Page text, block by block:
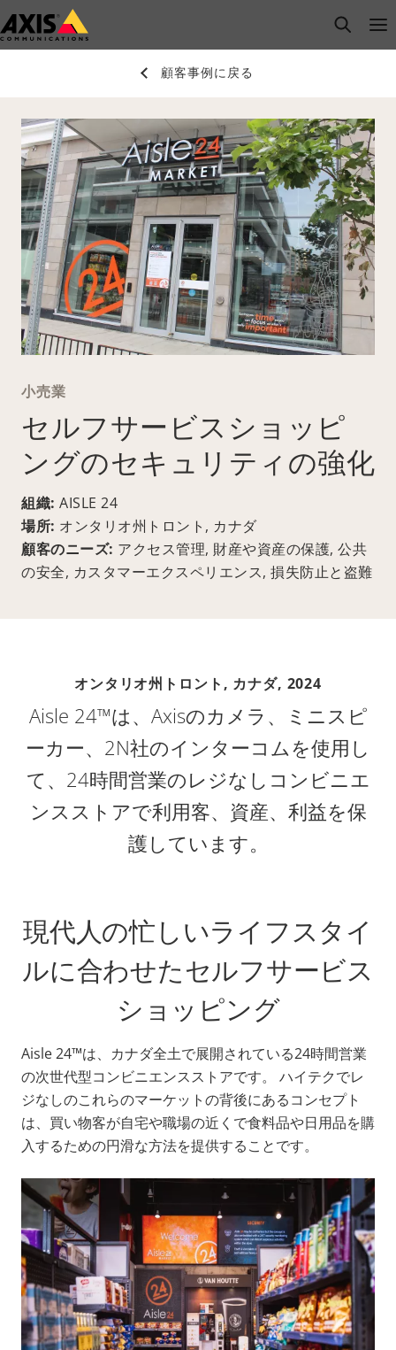
メ
イ
open
顧客事例に戻る
小売業
セルフサービスショッピ
ングのセキュリティの強化
組織: AISLE 24
場所: オンタリオ州トロント, カナダ
顧客のニーズ: アクセス管理, 財産や資産の保護, 公共
の安全, カスタマーエクスペリエンス, 損失防止と盗難
オンタリオ州トロント, カナダ, 2024
Aisle 24™は、Axisのカメラ、ミニスピ
ーカー、2N社のインターコムを使用し
て、24時間営業のレジなしコンビニエ
ンスストアで利用客、資産、利益を保
護しています。
現代人の忙しいライフスタイ
ルに合わせたセルフサービス
ショッピング
Aisle 24™は、カナダ全土で展開されている24時間営業
の次世代型コンビニエンスストアです。 ハイテクでレ
ジなしのこれらのマーケットの背後にあるコンセプト
は、買い物客が自宅や職場の近くで食料品や日用品を購
入するための円滑な方法を提供することです。